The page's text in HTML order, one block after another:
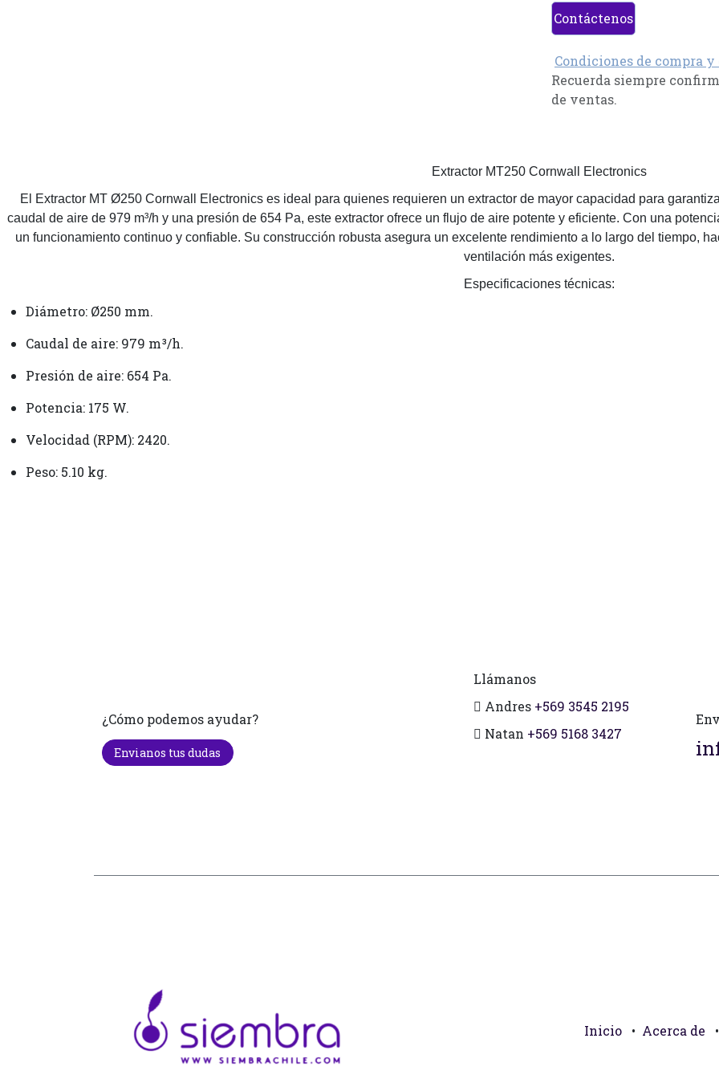
Contáctenos
Condiciones de compra y
Recuerda siempre
de ventas.
Extractor MT250 Cornwall Electronics
El Extractor MT Ø250 Cornwall Electronics es ideal para quienes requieren un extractor de mayor capacidad para
caudal de aire de 979 m³/h y una presión de 654 Pa, este extractor ofrece un flujo de aire potente y eficiente. Con una
un funcionamiento continuo y confiable. Su construcción robusta asegura un excelente rendimiento a lo largo del tiempo,
ventilación más exigentes.
Especificaciones técnicas:
Diámetro: Ø250 mm.
Caudal de aire: 979 m³/h.
Presión de aire: 654 Pa.
Potencia: 175 W.
Velocidad (RPM): 2420.
Peso: 5.10 kg.
¿Cómo podemos ayudar?
Envianos tus dudas
Llámanos
Andres +569 3545 2195
Natan +569 5168 3427
Inicio • Acerca de •